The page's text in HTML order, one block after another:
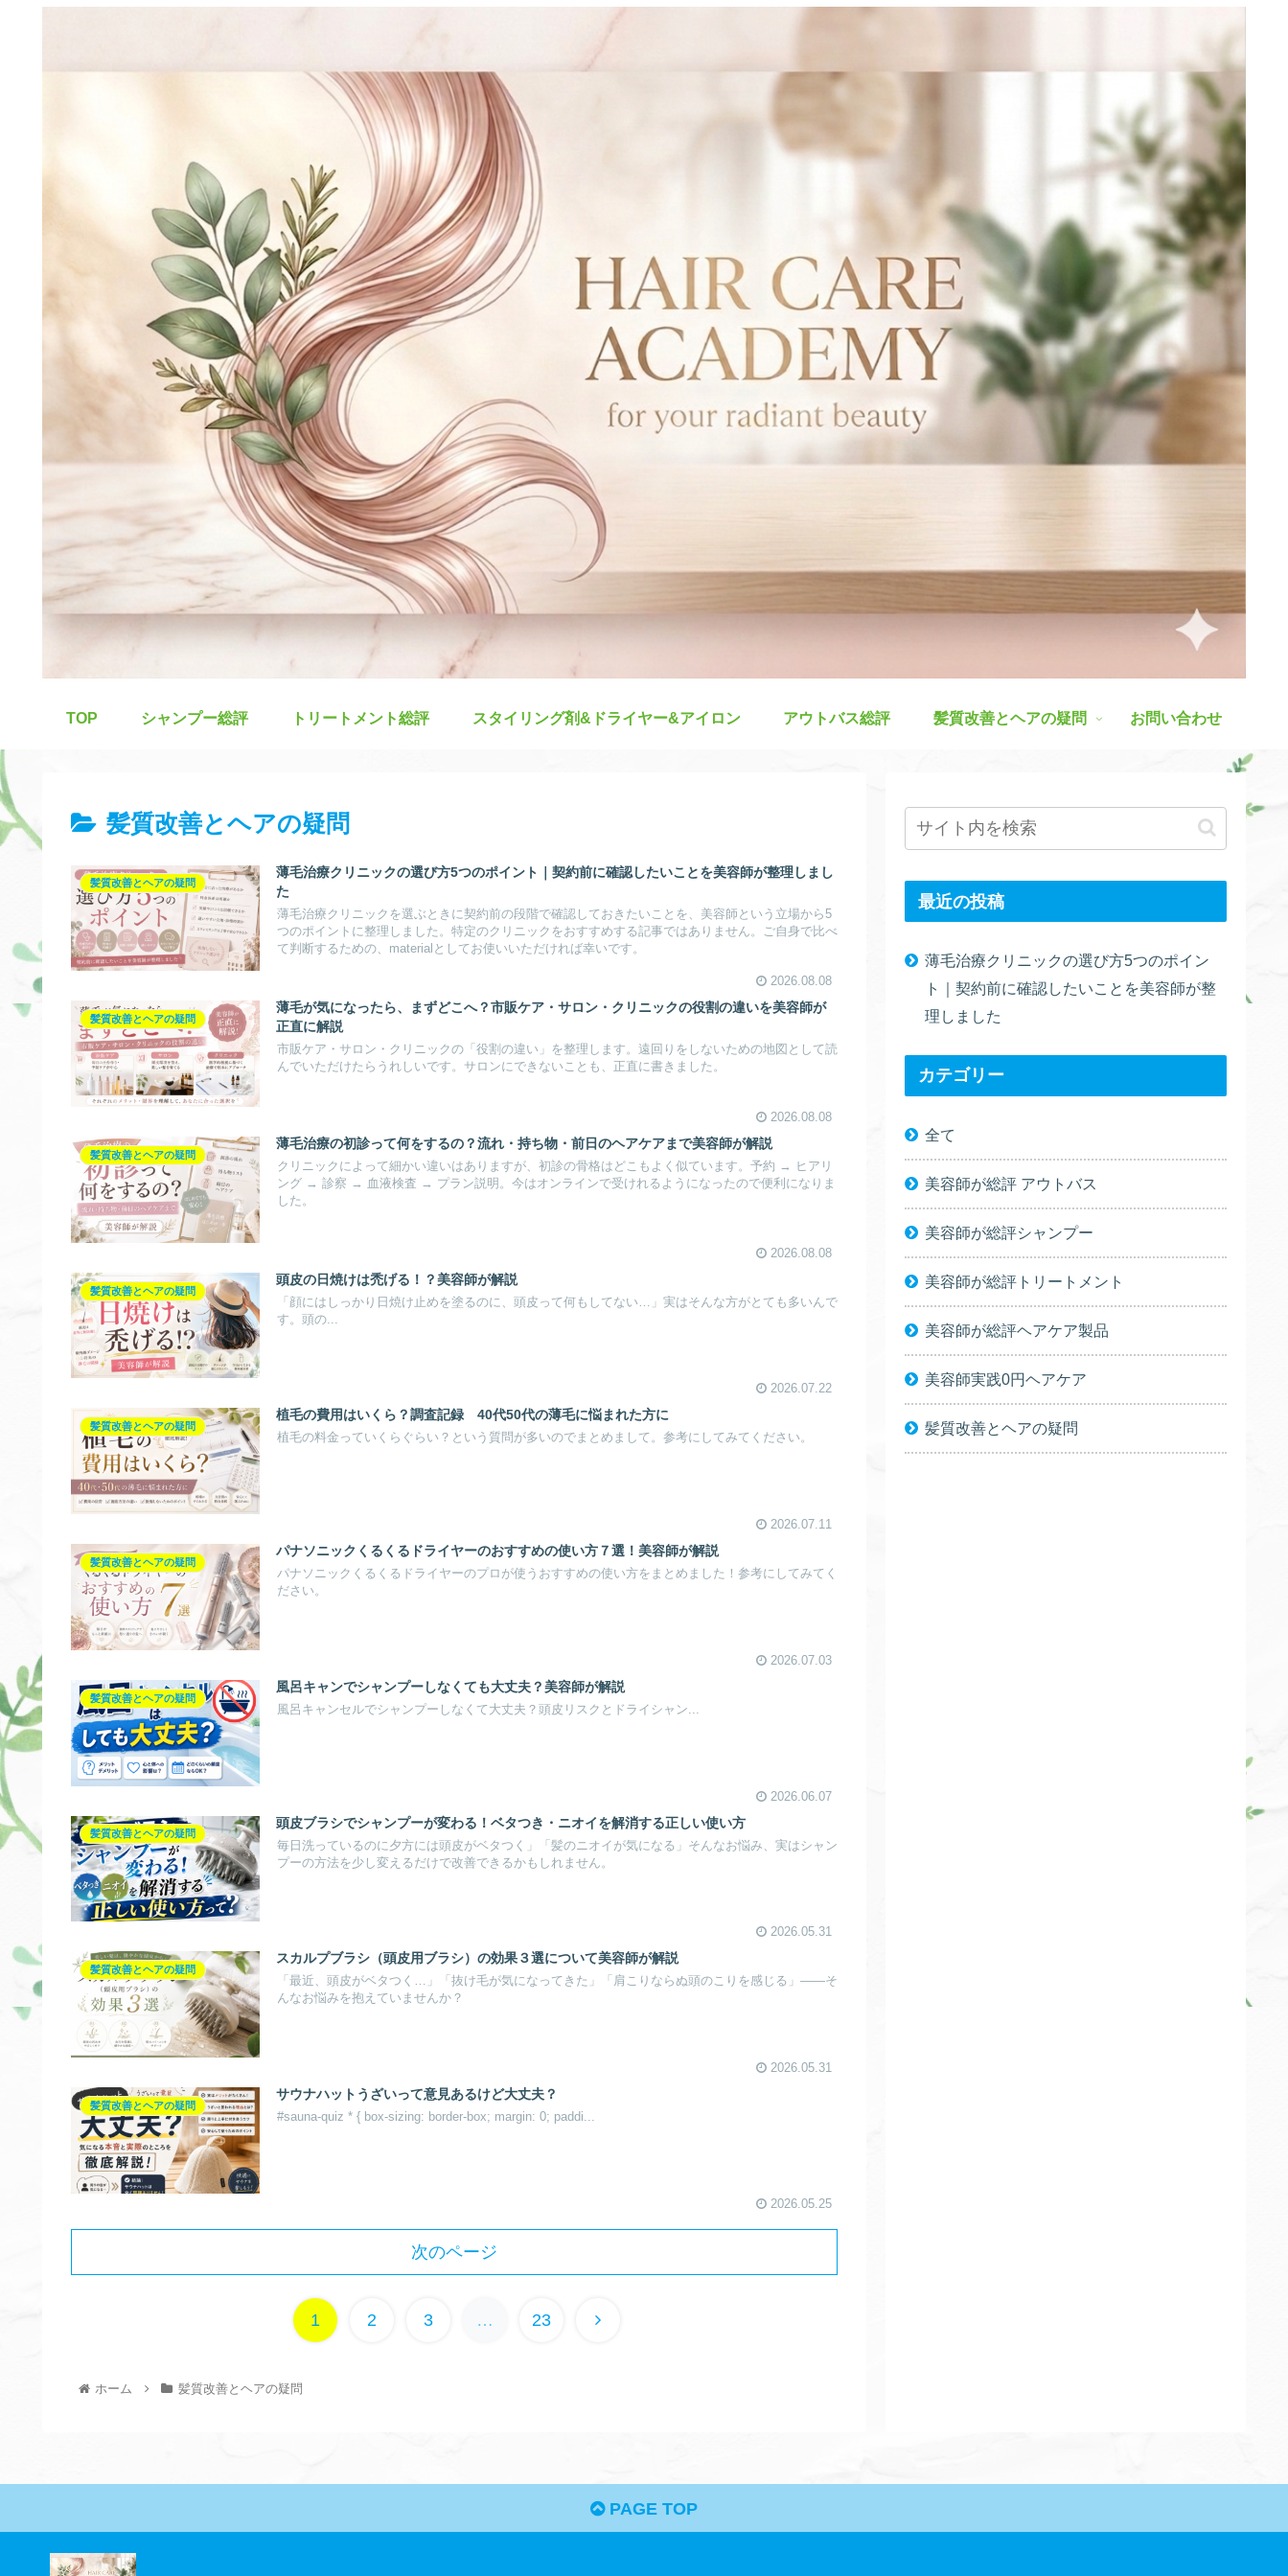
TOP シャンプー総評 トリートメント総評 スタイリング剤&ドライヤー&アイロン アウトバス総評 髪質改善とヘアの疑問 お問い合わせ
髪質改善とヘアの疑問
髪質改善とヘアの疑問
薄毛治療クリニックの選び方5つのポイント｜契約前に確認したいことを美容師が整理しまし
た
薄毛治療クリニックを選ぶときに契約前の段階で確認しておきたいことを、美容師という立場から5
つのポイントに整理しました。特定のクリニックをおすすめする記事ではありません。ご自身で比べ
て判断するための、materialとしてお使いいただければ幸いです。
2026.08.08
髪質改善とヘアの疑問
薄毛が気になったら、まずどこへ？市販ケア・サロン・クリニックの役割の違いを美容師が
正直に解説
市販ケア・サロン・クリニックの「役割の違い」を整理します。遠回りをしないための地図として読
んでいただけたらうれしいです。サロンにできないことも、正直に書きました。
2026.08.08
髪質改善とヘアの疑問
薄毛治療の初診って何をするの？流れ・持ち物・前日のヘアケアまで美容師が解説
クリニックによって細かい違いはありますが、初診の骨格はどこもよく似ています。予約 → ヒアリ
ング → 診察 → 血液検査 → プラン説明。今はオンラインで受けれるようになったので便利になりま
した。
2026.08.08
髪質改善とヘアの疑問
頭皮の日焼けは禿げる！？美容師が解説
「顔にはしっかり日焼け止めを塗るのに、頭皮って何もしてない…」実はそんな方がとても多いんで
す。頭の...
2026.07.22
髪質改善とヘアの疑問
植毛の費用はいくら？調査記録 40代50代の薄毛に悩まれた方に
植毛の料金っていくらぐらい？という質問が多いのでまとめまして。参考にしてみてください。
2026.07.11
髪質改善とヘアの疑問
パナソニックくるくるドライヤーのおすすめの使い方７選！美容師が解説
パナソニックくるくるドライヤーのプロが使うおすすめの使い方をまとめました！参考にしてみてく
ださい。
2026.07.03
髪質改善とヘアの疑問
風呂キャンでシャンプーしなくても大丈夫？美容師が解説
風呂キャンセルでシャンプーしなくて大丈夫？頭皮リスクとドライシャン...
2026.06.07
髪質改善とヘアの疑問
頭皮ブラシでシャンプーが変わる！ベタつき・ニオイを解消する正しい使い方
毎日洗っているのに夕方には頭皮がベタつく」「髪のニオイが気になる」そんなお悩み、実はシャン
プーの方法を少し変えるだけで改善できるかもしれません。
2026.05.31
髪質改善とヘアの疑問
スカルプブラシ（頭皮用ブラシ）の効果３選について美容師が解説
「最近、頭皮がベタつく…」「抜け毛が気になってきた」「肩こりならぬ頭のこりを感じる」——そ
んなお悩みを抱えていませんか？
2026.05.31
髪質改善とヘアの疑問
サウナハットうざいって意見あるけど大丈夫？
#sauna-quiz * { box-sizing: border-box; margin: 0; paddi...
2026.05.25
次のページ
1 2 3 … 23
ホーム 髪質改善とヘアの疑問
最近の投稿
薄毛治療クリニックの選び方5つのポイン
ト｜契約前に確認したいことを美容師が整
理しました
カテゴリー
全て
美容師が総評 アウトバス
美容師が総評シャンプー
美容師が総評トリートメント
美容師が総評ヘアケア製品
美容師実践0円ヘアケア
髪質改善とヘアの疑問
PAGE TOP